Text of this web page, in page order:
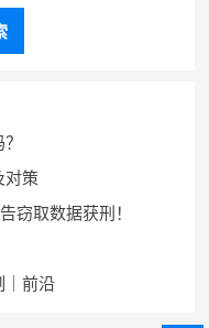
对策
窃取数据获刑！
｜前沿